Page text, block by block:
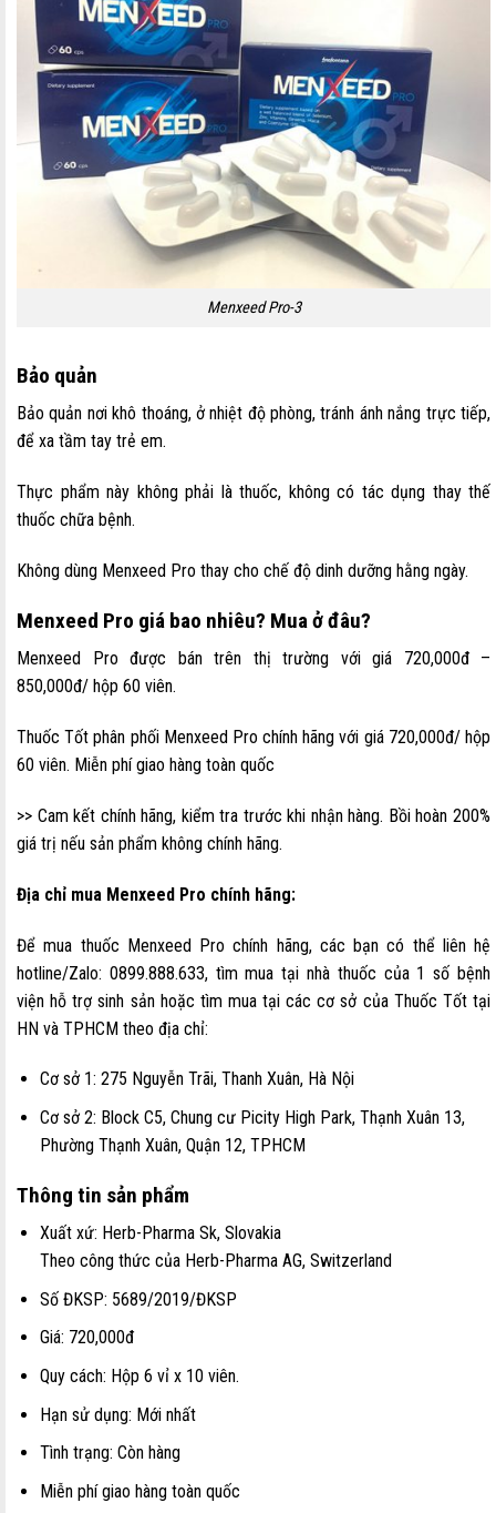
Menxeed Pro-3
Bảo quản
Bảo quản nơi khô thoáng, ở nhiệt độ phòng, tránh ánh nắng trực tiếp,
để xa tầm tay trẻ em.
Thực phẩm này không phải là thuốc, không có tác dụng thay thế
thuốc chữa bệnh.
Không dùng Menxeed Pro thay cho chế độ dinh dưỡng hằng ngày.
Menxeed Pro giá bao nhiêu? Mua ở đâu?
Menxeed Pro được bán trên thị trường với giá 720,000đ –
850,000đ/ hộp 60 viên.
Thuốc Tốt phân phối Menxeed Pro chính hãng với giá 720,000đ/ hộp
60 viên. Miễn phí giao hàng toàn quốc
>> Cam kết chính hãng, kiểm tra trước khi nhận hàng. Bồi hoàn 200%
giá trị nếu sản phẩm không chính hãng.
Địa chỉ mua Menxeed Pro chính hãng:
Để mua thuốc Menxeed Pro chính hãng, các bạn có thể liên hệ
hotline/Zalo: 0899.888.633, tìm mua tại nhà thuốc của 1 số bệnh
viện hỗ trợ sinh sản hoặc tìm mua tại các cơ sở của Thuốc Tốt tại
HN và TPHCM theo địa chỉ:
Cơ sở 1: 275 Nguyễn Trãi, Thanh Xuân, Hà Nội
Cơ sở 2: Block C5, Chung cư Picity High Park, Thạnh Xuân 13,
Phường Thạnh Xuân, Quận 12, TPHCM
Thông tin sản phẩm
Xuất xứ: Herb-Pharma Sk, Slovakia
Theo công thức của Herb-Pharma AG, Switzerland
Số ĐKSP: 5689/2019/ĐKSP
Giá: 720,000đ
Quy cách: Hộp 6 vỉ x 10 viên.
Hạn sử dụng: Mới nhất
Tình trạng: Còn hàng
Miễn phí giao hàng toàn quốc